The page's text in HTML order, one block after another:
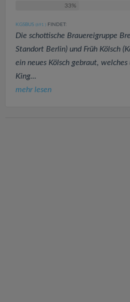
33%
KGSBUS (691 ) FINDET:
Die schottische Brauereigruppe
Standort Berlin) und Früh Kölsch
ein neues Kölsch gebraut,
King...
mehr lesen